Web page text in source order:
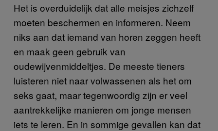
Het is overduidelijk dat alle meisjes zichzelf
moeten beschermen en informeren. Neem
niks aan dat iemand van horen zeggen heeft
en maak geen gebruik van
oudewijvenmiddeltjes. De meeste tieners
luisteren niet naar volwassenen als het om
seks gaat, maar tegenwoordig zijn er veel
aantrekkelijke manieren om jonge mensen
iets te leren. En in sommige gevallen kan dat